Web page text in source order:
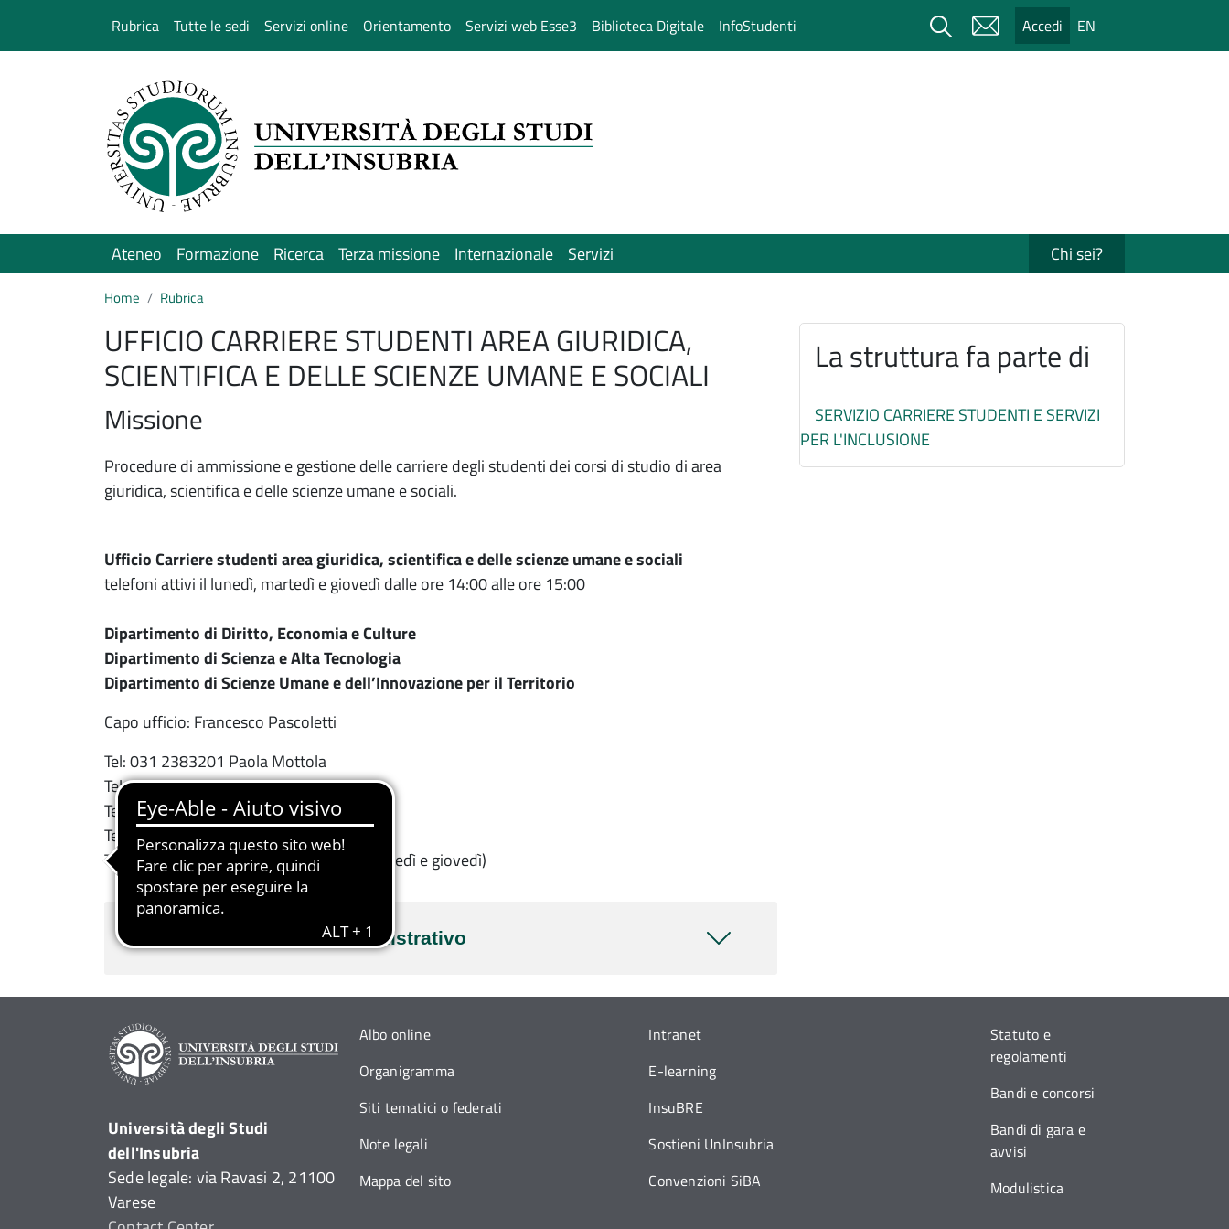
Rubrica Tutte le sedi Servizi online Orientamento Servizi web Esse3 Biblioteca Digitale InfoStudenti Cerca Accedi EN
Ateneo Formazione Ricerca Terza missione Internazionale Servizi Chi sei?
Home Rubrica
UFFICIO CARRIERE STUDENTI AREA GIURIDICA,
SCIENTIFICA E DELLE SCIENZE UMANE E SOCIALI
Missione
Procedure di ammissione e gestione delle carriere degli studenti dei corsi di studio di area
giuridica, scientifica e delle scienze umane e sociali.
Ufficio Carriere studenti area giuridica, scientifica e delle scienze umane e sociali
telefoni attivi il lunedì, martedì e giovedì dalle ore 14:00 alle ore 15:00
Dipartimento di Diritto, Economia e Culture
Dipartimento di Scienza e Alta Tecnologia
Dipartimento di Scienze Umane e dell’Innovazione per il Territorio
Capo ufficio: Francesco Pascoletti
Tel: 031 2383201 Paola Mottola
Tel: 031 2383202 Lorenzo Cannone
Tel: 031 2383204 Paola Bricola
Tel: 031 2383205 Ida Bruno
Tel: 031 2383206 Carla Salamoni (solo lunedì e giovedì)
Personale Tecnico/Amministrativo
La struttura fa parte di
SERVIZIO CARRIERE STUDENTI E SERVIZI
PER L'INCLUSIONE
Università degli Studi
dell'Insubria
Sede legale: via Ravasi 2, 21100
Varese
Albo online
Organigramma
Siti tematici o federati
Note legali
Mappa del sito
Intranet
E-learning
InsuBRE
Sostieni UnInsubria
Convenzioni SiBA
Statuto e
regolamenti
Bandi e concorsi
Bandi di gara e
avvisi
Modulistica